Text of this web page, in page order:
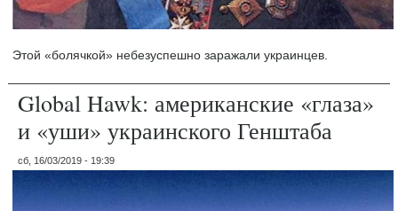
Этой «болячкой» небезуспешно заражали украинцев.
Global Hawk: американские «глаза»
и «уши» украинского Генштаба
сб, 16/03/2019 - 19:39